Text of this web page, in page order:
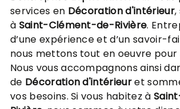
services en Décoration d'intérieur,
à Saint-Clément-de-Rivière.
d’une expérience et d’un savoir-
nous mettons tout en oeuvre pour
Nous vous accompagnons ainsi
de Décoration d'intérieuret
vos besoins. Si vous habitez à